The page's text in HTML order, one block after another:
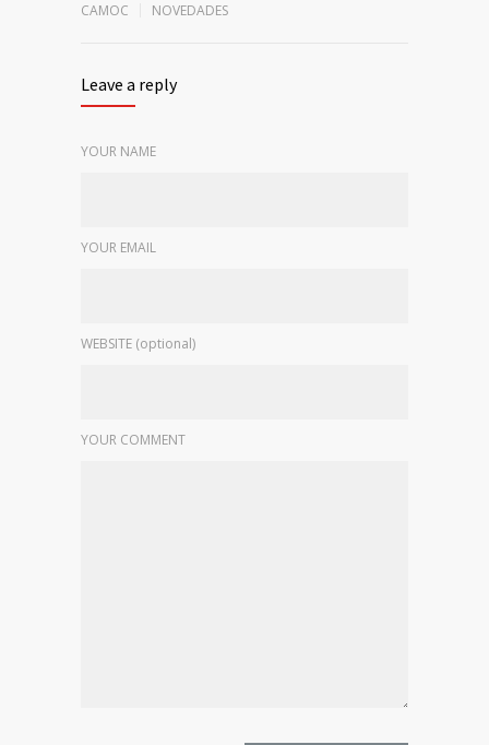
CAMOC NOVEDADES
Leave a reply
YOUR NAME
YOUR EMAIL
WEBSITE (optional)
YOUR COMMENT